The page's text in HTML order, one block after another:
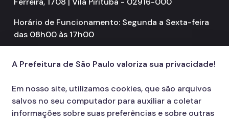
Notícias
Horário de Funcionamento: Segunda a Sexta-feira
das 08h00 às 17h00
A Prefeitura de São Paulo valoriza sua privacidade!
Em nosso site, utilizamos cookies, que são arquivos
salvos no seu computador para auxiliar a coletar
informações sobre suas preferências e sobre outras